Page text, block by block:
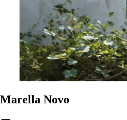
Marella Novo